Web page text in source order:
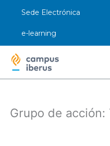
Sede Electrónica
e-learning
Grupo de acción: